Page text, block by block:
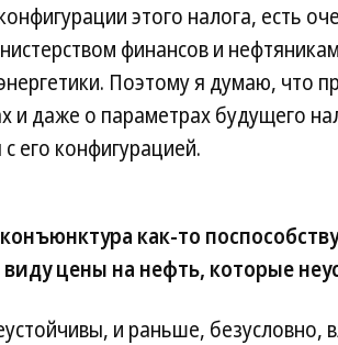
этого налога, есть
финансов и
Поэтому я думаю, что
и даже о параметрах будущего
его конфигурацией.
как-то
цены на нефть, которые
и раньше, безусловно,